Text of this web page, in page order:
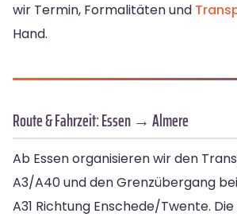
wir Termin, Formalitäten und
Hand.
Route & Fahrzeit: Essen → Almere
Ab Essen organisieren wir den
A3/A40 und den Grenzübergang
A31 Richtung Enschede/Twente.